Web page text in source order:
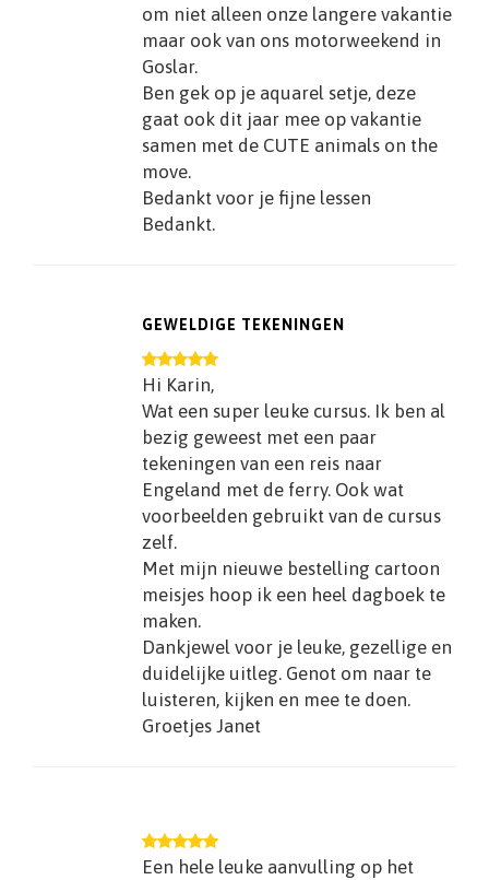
om niet alleen onze langere vakantie
maar ook van ons motorweekend in
Goslar.
Ben gek op je aquarel setje, deze
gaat ook dit jaar mee op vakantie
samen met de CUTE animals on the
move.
Bedankt voor je fijne lessen
Bedankt.
GEWELDIGE TEKENINGEN
Hi Karin,
Wat een super leuke cursus. Ik ben al
bezig geweest met een paar
tekeningen van een reis naar
Engeland met de ferry. Ook wat
voorbeelden gebruikt van de cursus
zelf.
Met mijn nieuwe bestelling cartoon
meisjes hoop ik een heel dagboek te
maken.
Dankjewel voor je leuke, gezellige en
duidelijke uitleg. Genot om naar te
luisteren, kijken en mee te doen.
Groetjes Janet
Een hele leuke aanvulling op het